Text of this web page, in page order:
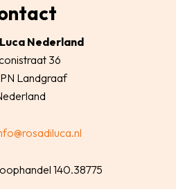
Nederland
36
Landgraaf
140.38775